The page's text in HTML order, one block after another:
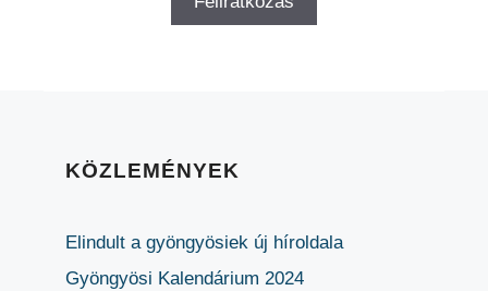
KÖZLEMÉNYEK
Elindult a gyöngyösiek új híroldala
Gyöngyösi Kalendárium 2024